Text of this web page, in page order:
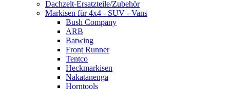
Dachzelt-Ersatzteile/Zubehör
Markisen für 4x4 - SUV - Vans
Bush Company
ARB
Batwing
Front Runner
Tentco
Heckmarkisen
Nakatanenga
Horntools